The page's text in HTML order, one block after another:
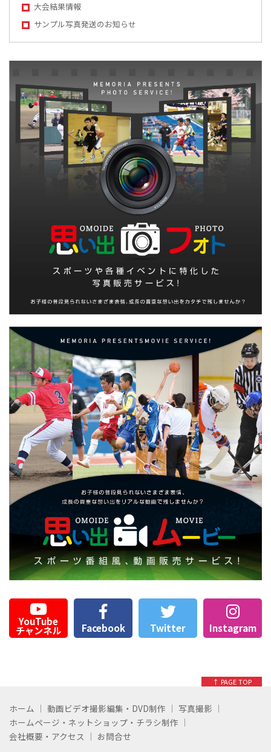
大会結果情報
サンプル写真発送のお知らせ
YouTube
チャンネル Facebook Twitter Instagram
↑ PAGE TOP
ホーム 動画ビデオ撮影編集・DVD制作
写真撮影
ホームページ・ネットショップ・チラシ制作
会社概要・アクセス
お問合せ